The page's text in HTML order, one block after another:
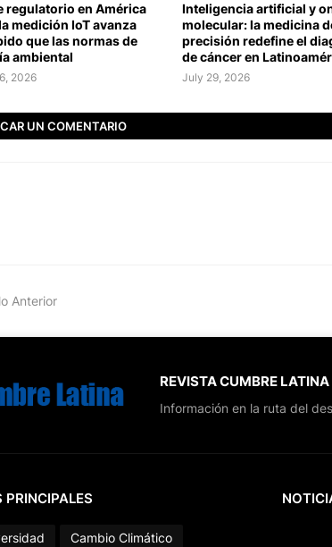
regulatorio en América
medición IoT avanza
que las normas de
ambiental
2026
Inteligencia artificial y
molecular: la medicina
precisión redefine el
de cáncer en
July 29, 2026
UN COMENTARIO
Anterior
REVISTA CUMBRE LATINA
Información en la ruta del
PRINCIPALES
Cambio Climático